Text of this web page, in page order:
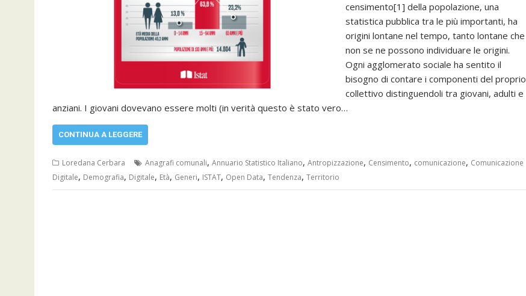
censimento[1] della popolazione, una
statistica pubblica tra le più importanti, ha
origini lontane nel tempo, tanto lontane che
non se ne possono individuare le origini.
Ogni agglomerato sociale ha sentito il
bisogno di contare i componenti del proprio
collettivo distinguendoli tra giovani, adulti e
anziani. I giovani dovevano essere molti (in verità questo è stato vero…
CONTINUA A LEGGERE
Loredana Cerbara Anagrafi comunali, Annuario Statistico Italiano, Antropizzazione, Censimento, comunicazione, Comunicazione
Digitale, Demografia, Digitale, Età, Generi, ISTAT, Open Data, Tendenza, Territorio